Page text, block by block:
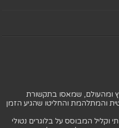
ומהעולם, שמאסו בתקשורת
והמתלהמת והחליטו שהגיע הזמן
וקליל המבוסס על בלוגרים נטולי